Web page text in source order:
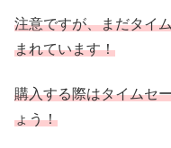
注意ですが、まだタイ
まれています！
購入する際はタイムセ
ょう！